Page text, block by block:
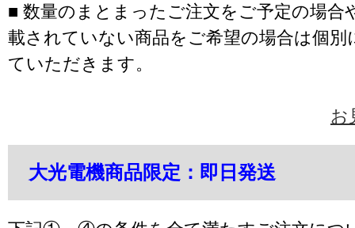
■ 数量のまとまったご注文をご予定の場合
載されていない商品をご希望の場合は個別
ていただきます。
お
大光電機商品限定：即日発送